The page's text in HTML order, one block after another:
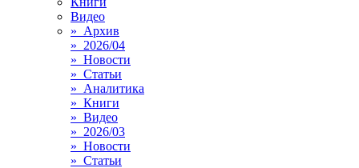
Видео
» Архив
» 2026/04
» Новости
» Статьи
» Аналитика
» Книги
» Видео
» 2026/03
» Новости
» Статьи